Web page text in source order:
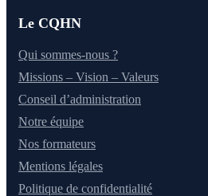
Le CQHN
Qui sommes-nous ?
Missions – Vision – Valeurs
Conseil d’administration
Notre équipe
Nos formateurs
Mentions légales
Politique de confidentialité